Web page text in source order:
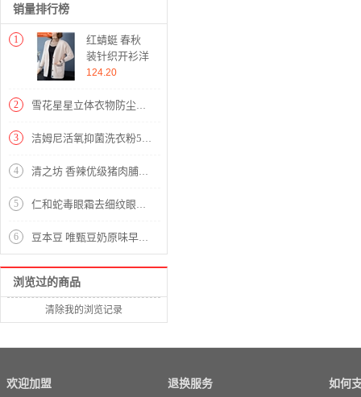
销量排行榜
1
红蜻蜓 春秋
装针织开衫洋
气2020年新款
短款上衣潮毛
尚 WL690-3
124.20
2 雪花星星立体衣物防尘罩【PEVA/图片色】
3 洁姆尼活氧抑菌洗衣粉518g（带拧盖）
4 清之坊 香辣优级猪肉脯200g自然片 休闲食品猪肉脯肉干零食 靖江特产
5 仁和蛇毒眼霜去细纹眼袋男士女士淡化黑眼圈去除细纹脂肪粒小棕瓶提拉紧致抗皱眼部精华眼霜男眼霜女学生大眼 一盒装
6 豆本豆 唯甄豆奶原味早餐奶代餐饮料蛋白饮品 蛋白质饮料 整箱装250ml*24盒
浏览过的商品
清除我的浏览记录
欢迎加盟
退换服务
如何